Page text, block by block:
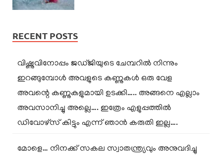
RECENT POSTS
വിഷ്ണുവിനോപ്പം ജഡ്ജിയുടെ ചേമ്പറിൽ നിന്നും
ഇറങ്ങുമ്പോൾ അവളുടെ കണ്ണുകൾ ഒരു വേള
അവന്റെ കണ്ണുകളുമായി ഉടക്കി….. അങ്ങനെ എല്ലാം
അവസാനിച്ചു അല്ലെ…. ഇത്രേം എളുപ്പത്തിൽ
ഡിവോഴ്സ് കിട്ടും എന്ന് ഞാൻ കരുതി ഇല്ല….
മോളെ… നിനക്ക് സകല സ്വാതന്ത്ര്യവും അനുവദിച്ചു